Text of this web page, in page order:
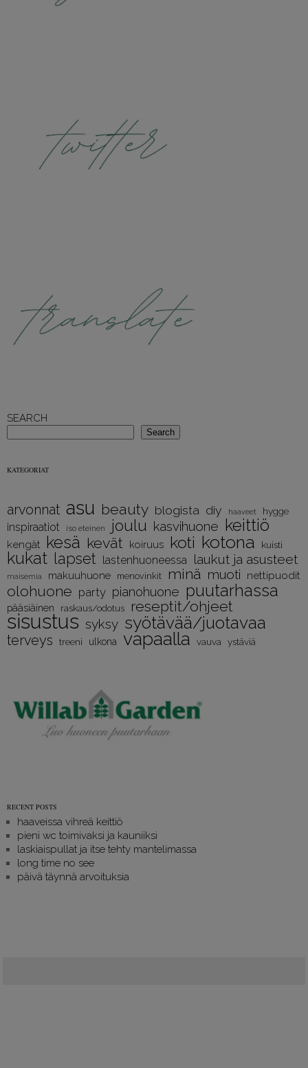
SEARCH
Search
KATEGORIAT
arvonnat asu beauty blogista diy haaveet hygge
inspiraatiot iso eteinen joulu kasvihuone keittiö
kengät kesä kevät koiruus koti kotona kuisti
kukat lapset lastenhuoneessa laukut ja asusteet
maisemia makuuhuone menovinkit minä muoti nettipuodit
olohuone party pianohuone puutarhassa
pääsiäinen raskaus/odotus reseptit/ohjeet
sisustus syksy syötävää/juotavaa
terveys treeni ulkona vapaalla vauva ystäviä
RECENT POSTS
haaveissa vihreä keittiö
pieni wc toimivaksi ja kauniiksi
laskiaispullat ja itse tehty mantelimassa
long time no see
päivä täynnä arvoituksia